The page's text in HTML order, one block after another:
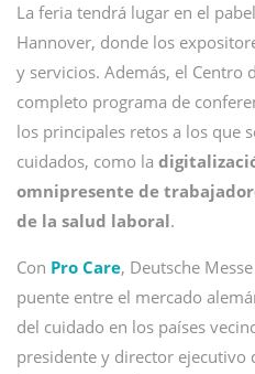
La feria tendrá lugar en el
Hannover, donde los
y servicios. Además, el Centro
completo programa de
los principales retos a los que
cuidados, como la
omnipresente de
de la salud laboral.
Con Pro Care, Deutsche
puente entre el mercado
del cuidado en los países
presidente y director ejecutivo